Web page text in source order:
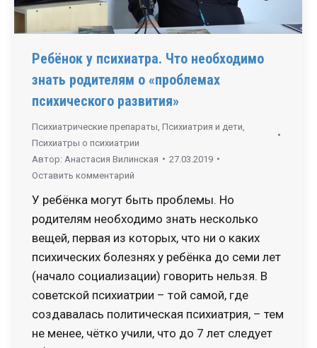
Ребёнок у психиатра. Что необходимо
знать родителям о «проблемах
психического развития»
Психиатрические препараты Психиатрия и дети
Психиатры о психиатрии
Автор: Анастасия Вилинская
27.03.2019
Оставить комментарий
У ребёнка могут быть проблемы. Но
родителям необходимо знать несколько
вещей, первая из которых, что ни о каких
психических болезнях у ребёнка до семи лет
(начало социализации) говорить нельзя. В
советской психиатрии – той самой, где
создавалась политическая психиатрия, – тем
не менее, чётко учили, что до 7 лет следует